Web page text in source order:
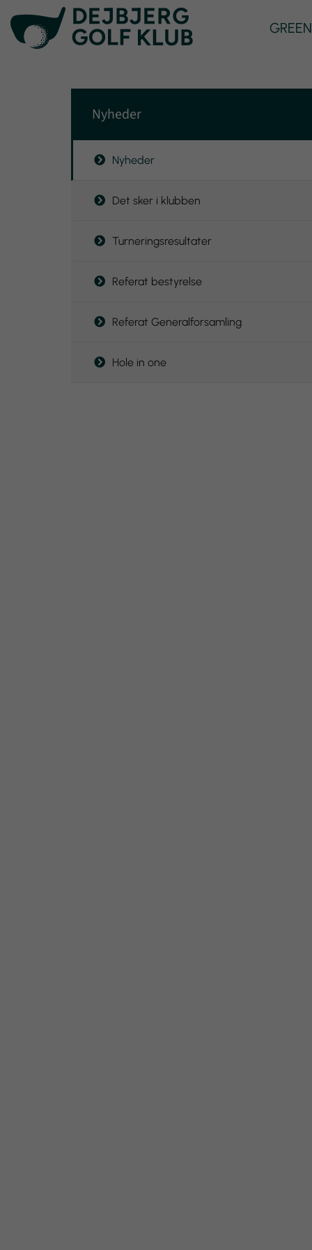
Nyheder
Nyheder
Det sker i klubben
Turneringsresultater
Referat bestyrelse
Referat Generalforsamling
Hole in one